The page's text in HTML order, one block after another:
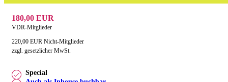
180,00 EUR
VDR-Mitglieder
220,00 EUR Nicht-Mitglieder
zzgl. gesetzlicher MwSt.
Special